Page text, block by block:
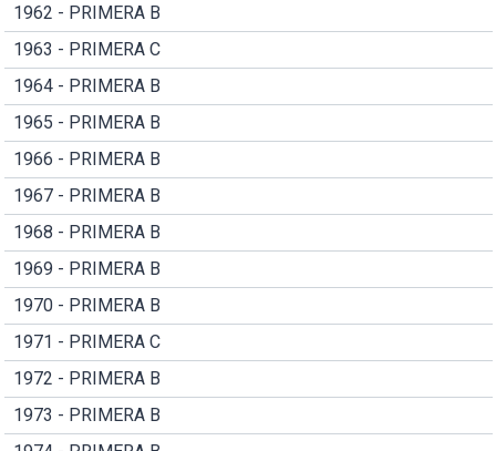
1962 - PRIMERA B
1963 - PRIMERA C
1964 - PRIMERA B
1965 - PRIMERA B
1966 - PRIMERA B
1967 - PRIMERA B
1968 - PRIMERA B
1969 - PRIMERA B
1970 - PRIMERA B
1971 - PRIMERA C
1972 - PRIMERA B
1973 - PRIMERA B